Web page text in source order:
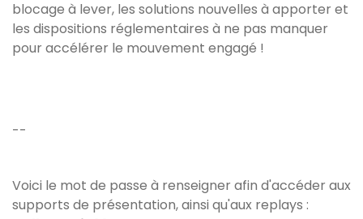
blocage à lever, les solutions nouvelles à apporter et
les dispositions réglementaires à ne pas manquer
pour accélérer le mouvement engagé !
--
Voici le mot de passe à renseigner afin d'accéder aux
supports de présentation, ainsi qu'aux replays :